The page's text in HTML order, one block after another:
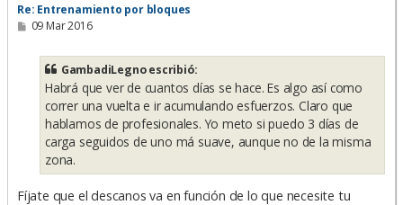
Re: Entrenamiento por bloques
M
09 Mar 2016
GambadiLegno escribió:
Habrá que ver de cuantos días se hace. Es algo así como
correr una vuelta e ir acumulando esfuerzos. Claro que
hablamos de profesionales. Yo meto si puedo 3 días de
carga seguidos de uno má suave, aunque no de la misma
zona.
Fíjate que el descanos va en función de lo que necesite tu